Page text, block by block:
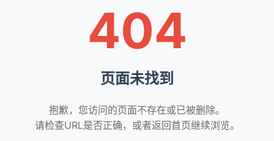
404
页面未找到
抱歉，您访问的页面不存在或已被删除。
请检查URL是否正确，或者返回首页继续浏览。